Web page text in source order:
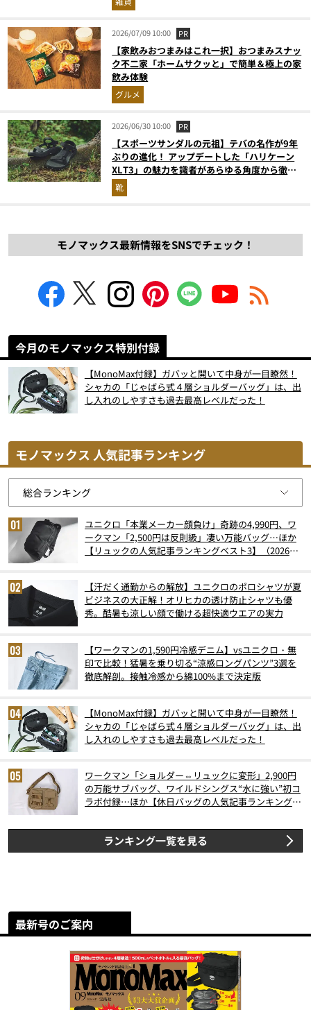
2026/07/09 10:00 PR
【家飲みおつまみはこれ一択】おつまみスナッ
ク不二家「ホームサクッと」で簡単＆極上の家
飲み体験
グルメ
2026/06/30 10:00 PR
【スポーツサンダルの元祖】テバの名作が9年
ぶりの進化！ アップデートした「ハリケーン
XLT3」の魅力を識者があらゆる角度から徹底
解説！
靴
モノマックス最新情報をSNSでチェック！
今月のモノマックス特別付録
【MonoMax付録】ガバッと開いて中身が一目瞭然！
シャカの「じゃばら式４層ショルダーバッグ」は、出
し入れのしやすさも過去最高レベルだった！
モノマックス 人気記事ランキング
ユニクロ「本業メーカー顔負け」奇跡の4,990円、ワ
ークマン「2,500円は反則級」凄い万能バッグ…ほか
【リュックの人気記事ランキングベスト3】（2026年
【汗だく通勤からの解放】ユニクロのポロシャツが夏
ビジネスの大正解！オリヒカの透け防止シャツも優
秀。酷暑も涼しい顔で働ける超快適ウエアの実力
【ワークマンの1,590円冷感デニム】vsユニクロ・無
印で比較！猛暑を乗り切る“涼感ロングパンツ”3選を
徹底解剖。接触冷感から綿100%まで決定版
【MonoMax付録】ガバッと開いて中身が一目瞭然！
シャカの「じゃばら式４層ショルダーバッグ」は、出
し入れのしやすさも過去最高レベルだった！
ワークマン「ショルダー⇔リュックに変形」2,900円
の万能サブバッグ、ワイルドシングス“水に強い”初コ
ラボ付録…ほか【休日バッグの人気記事ランキングベ
ランキング一覧を見る
最新号のご案内